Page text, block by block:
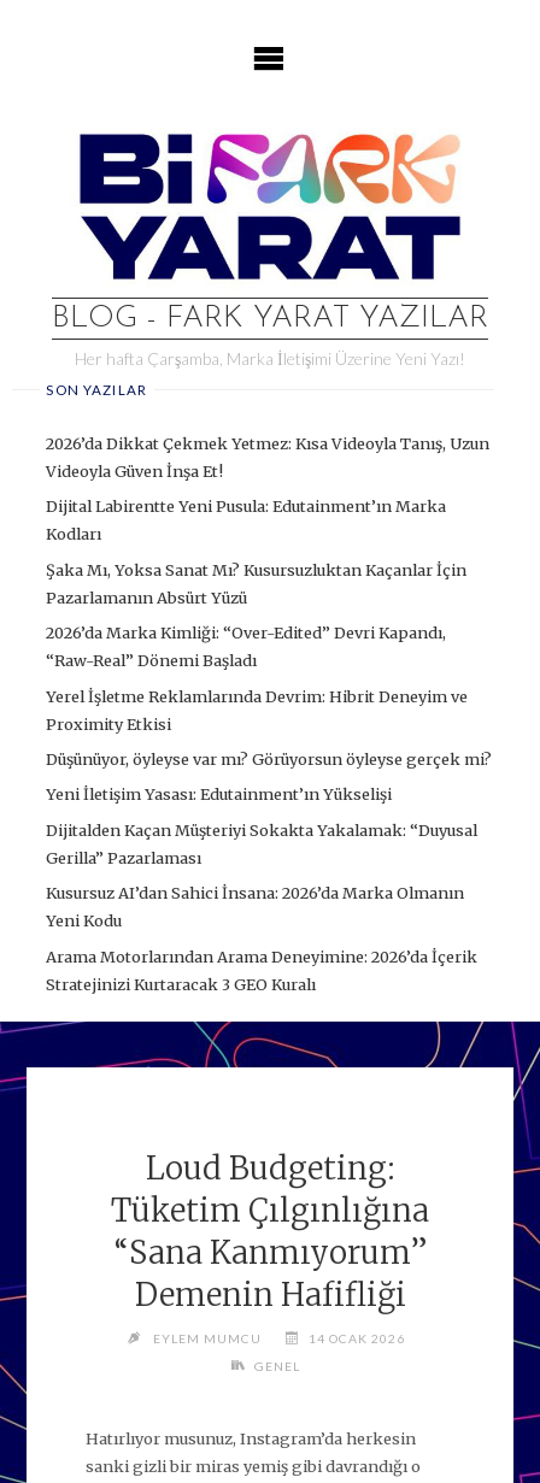
BLOG - FARK YARAT YAZILAR
Her hafta Çarşamba, Marka İletişimi Üzerine Yeni Yazı!
SON YAZILAR
2026’da Dikkat Çekmek Yetmez: Kısa Videoyla Tanış, Uzun
Videoyla Güven İnşa Et!
Dijital Labirentte Yeni Pusula: Edutainment’ın Marka
Kodları
Şaka Mı, Yoksa Sanat Mı? Kusursuzluktan Kaçanlar İçin
Pazarlamanın Absürt Yüzü
2026’da Marka Kimliği: “Over-Edited” Devri Kapandı,
“Raw-Real” Dönemi Başladı
Yerel İşletme Reklamlarında Devrim: Hibrit Deneyim ve
Proximity Etkisi
Düşünüyor, öyleyse var mı? Görüyorsun öyleyse gerçek mi?
Yeni İletişim Yasası: Edutainment’ın Yükselişi
Dijitalden Kaçan Müşteriyi Sokakta Yakalamak: “Duyusal
Gerilla” Pazarlaması
Kusursuz AI’dan Sahici İnsana: 2026’da Marka Olmanın
Yeni Kodu
Arama Motorlarından Arama Deneyimine: 2026’da İçerik
Stratejinizi Kurtaracak 3 GEO Kuralı
Loud Budgeting:
Tüketim Çılgınlığına
“Sana Kanmıyorum”
Demenin Hafifliği
EYLEM MUMCU
14 OCAK 2026
GENEL
Hatırlıyor musunuz, Instagram’da herkesin
sanki gizli bir miras yemiş gibi davrandığı o